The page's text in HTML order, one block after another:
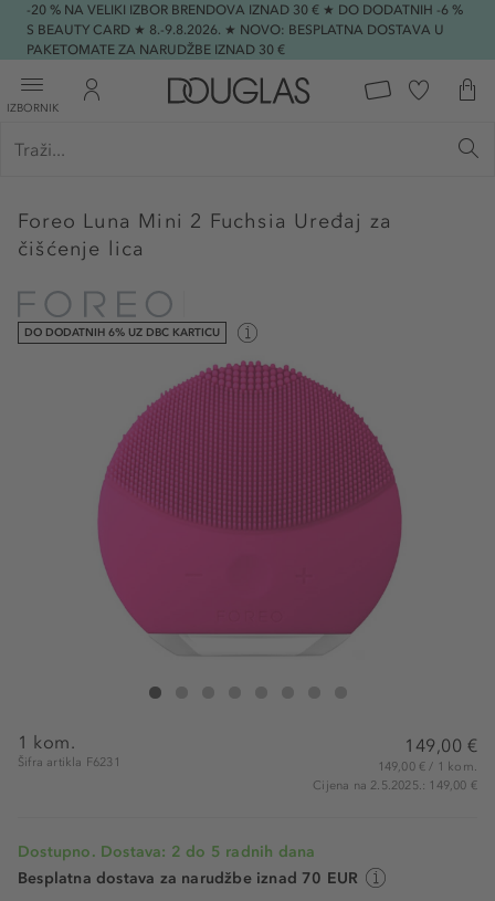
-20 % NA VELIKI IZBOR BRENDOVA IZNAD 30 € ★ DO DODATNIH -6 %
S BEAUTY CARD ★ 8.-9.8.2026. ★ NOVO: BESPLATNA DOSTAVA U
PAKETOMATE ZA NARUDŽBE IZNAD 30 €
IZBORNIK
Foreo Luna Mini 2 Fuchsia Uređaj za
čišćenje lica
DO DODATNIH 6% UZ DBC KARTICU
Foreo Luna Mini 2 Fuchsia
1 kom.
Šifra artikla F6231
149,00 €
149,00 € / 1 kom.
Cijena na 2.5.2025.: 149,00 €
Dostupno. Dostava: 2 do 5 radnih dana
Besplatna dostava za narudžbe iznad 70 EUR